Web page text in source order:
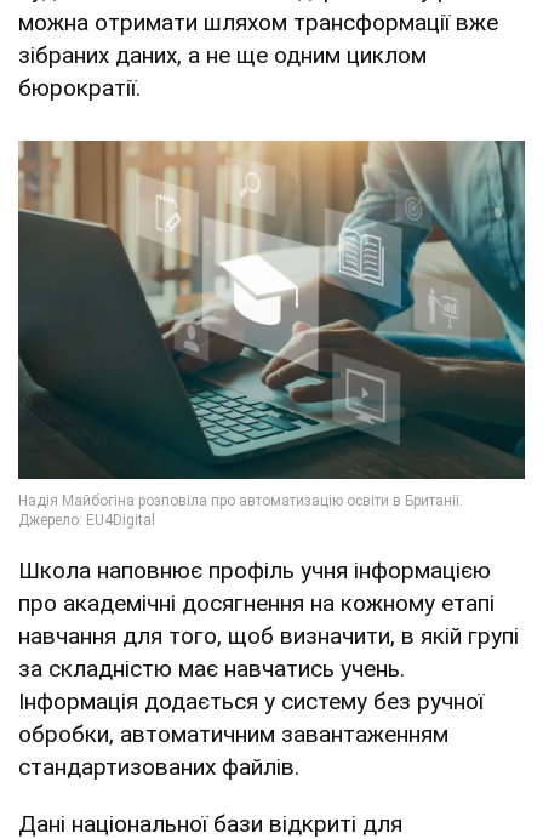
можна отримати шляхом трансформації вже
зібраних даних, а не ще одним циклом
бюрократії.
Школа наповнює профіль учня інформацією
про академічні досягнення на кожному етапі
навчання для того, щоб визначити, в якій групі
за складністю має навчатись учень.
Інформація додається у систему без ручної
обробки, автоматичним завантаженням
стандартизованих файлів.
Дані національної бази відкриті для